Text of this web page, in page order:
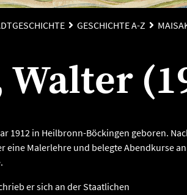
GESCHICHTE A-Z
1912 in Heilbronn-Böckingen geboren.
eine Malerlehre und belegte Abendkurse an
er sich an der Staatlichen